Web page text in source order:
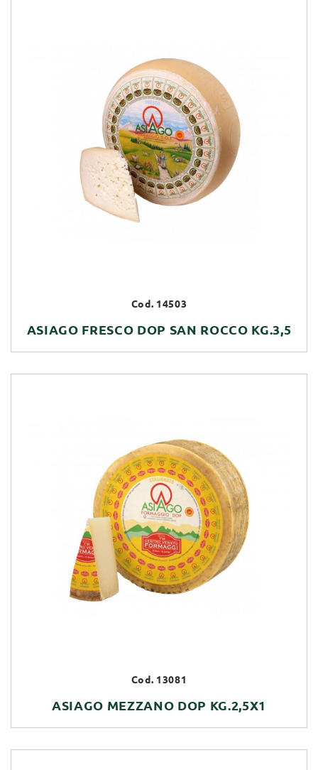
Cod. 14503
ASIAGO FRESCO DOP SAN ROCCO KG.3,5
Cod. 13081
ASIAGO MEZZANO DOP KG.2,5X1